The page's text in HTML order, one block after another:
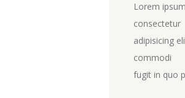
Lorem
consectetur
adipisicing
commodi
fugit in quo